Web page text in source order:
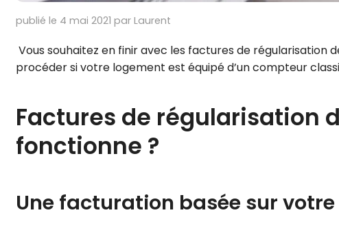
publié le 4 mai 2021 par Laurent
Vous souhaitez en finir avec les factures de régularisation
procéder si votre logement est équipé d’un compteur
Factures de régularisation
fonctionne ?
Une facturation basée sur